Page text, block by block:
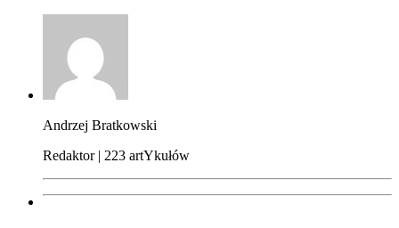
Andrzej Bratkowski
Redaktor | 223 artYkułów